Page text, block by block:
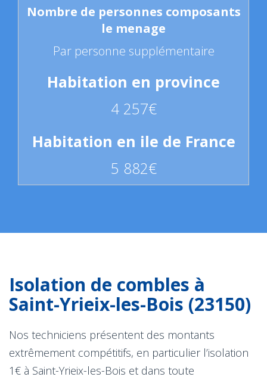
Par personne supplémentaire
4 257€
5 882€
Isolation de combles à
Saint-Yrieix-les-Bois (23150)
Nos techniciens présentent des montants
extrêmement compétitifs, en particulier l’isolation
1€ à Saint-Yrieix-les-Bois et dans toute